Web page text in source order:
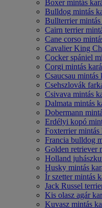
Boxer mintás
Bulldog mintás
Bullterrier
Cairn terrier
Cane corso
Cavalier King
Cocker spániel
Corgi mintás
Csaucsau
Csehszlovák
Csivava mintás
Dalmata mintás
Dobermann
Erdélyi kopó
Foxterrier
Francia bulldog
Golden retriever
Holland
Husky mintás
Ír szetter mintás
Jack Russel
Kis olasz agár
Kuvasz mintás